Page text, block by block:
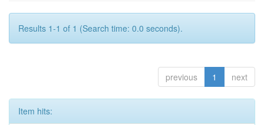
Results 1-1 of 1 (Search time: 0.0 seconds).
previous 1 next
Item hits: